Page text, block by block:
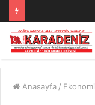
Anasayfa / Ekonomi